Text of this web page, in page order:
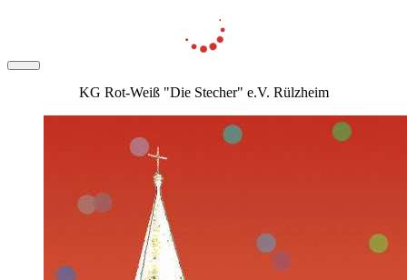
KG Rot-Weiß "Die Stecher" e.V. Rülzheim